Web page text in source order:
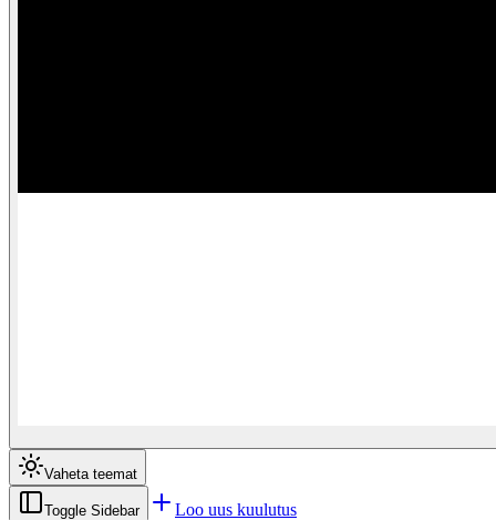
Vaheta teemat
Toggle Sidebar Loo uus kuulutus